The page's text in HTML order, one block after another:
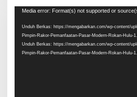
Pemutar
Media error: Format(s) not supported or
Unduh Berkas: https://mengabarkan.com/wp-content/
Pimpin-Rakor-Pemanfaatan-Pasar-Modern-Rokan-Hulu-
Unduh Berkas: https://mengabarkan.com/wp-content/
Pimpin-Rakor-Pemanfaatan-Pasar-Modern-Rokan-Hulu-